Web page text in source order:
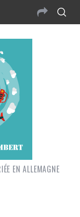
EN ALLEMAGNE